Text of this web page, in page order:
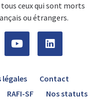
ceux qui sont morts
ou étrangers.
légales
Contact
RAFI-SF Nos statuts